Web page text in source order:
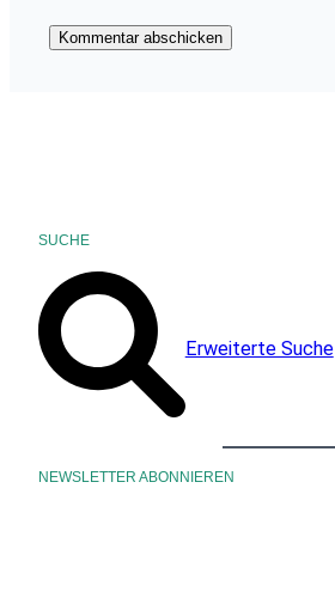
SUCHE
Erweiterte Suche
NEWSLETTER ABONNIEREN